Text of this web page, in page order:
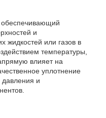
и
жидкостей или газов в
температуры,
влияет на
уплотнение
давления и